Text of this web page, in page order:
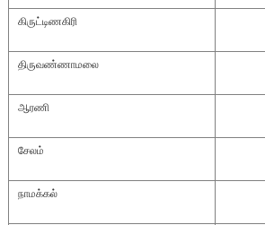
கிருட்டிணகிரி
திருவண்ணாமலை
ஆரணி
சேலம்
நாமக்கல்